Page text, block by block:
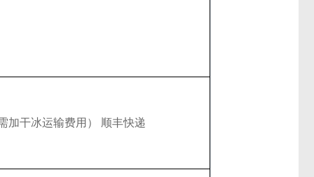
加干冰运输费用） 顺丰快递